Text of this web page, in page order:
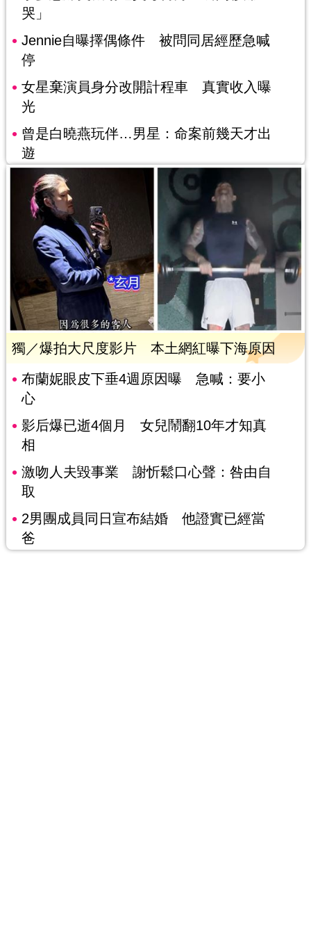
哭」
Jennie自曝擇偶條件 被問同居經歷急喊
停
女星棄演員身分改開計程車 真實收入曝
光
曾是白曉燕玩伴…男星：命案前幾天才出
遊
獨／爆拍大尺度影片 本土網紅曝下海原因
布蘭妮眼皮下垂4週原因曝 急喊：要小
心
影后爆已逝4個月 女兒鬧翻10年才知真
相
激吻人夫毀事業 謝忻鬆口心聲：咎由自
取
2男團成員同日宣布結婚 他證實已經當
爸